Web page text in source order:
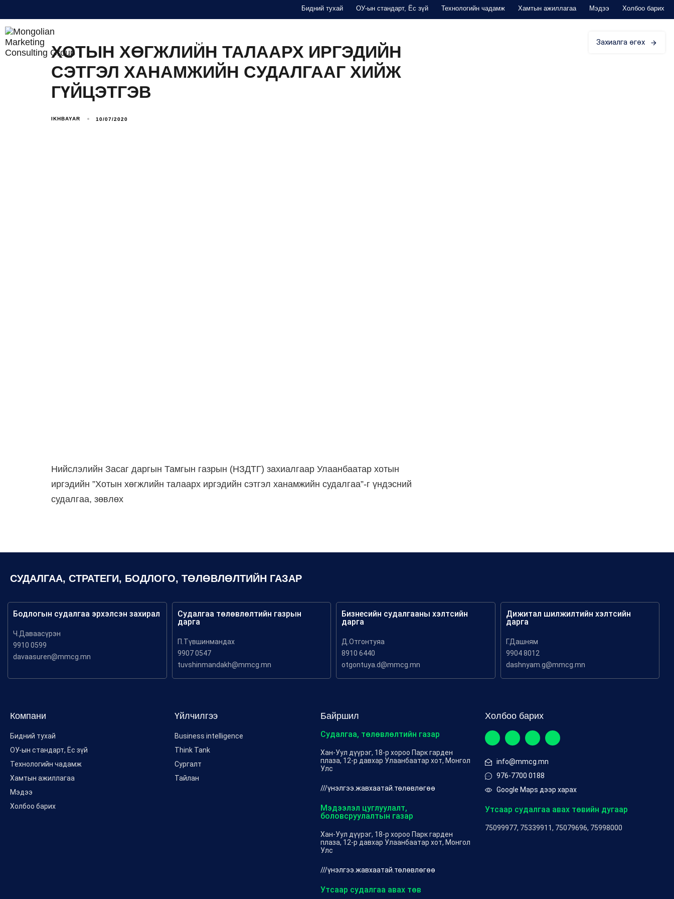
Бидний тухай ОУ-ын стандарт, Ёс зүй Технологийн чадамж Хамтын ажиллагаа Мэдээ Холбоо барих
BUSINESS INTELLIGENCE ҮЙЛДВЭРЛЭГЧДЭД ЗОРИУЛАВ Захиалга өгөх
ХОТЫН ХӨГЖЛИЙН ТАЛААРХ ИРГЭДИЙН
СЭТГЭЛ ХАНАМЖИЙН СУДАЛГААГ ХИЙЖ
ГҮЙЦЭТГЭВ
IKHBAYAR 10/07/2020
Нийслэлийн Засаг даргын Тамгын газрын (НЗДТГ) захиалгаар Улаанбаатар хотын
иргэдийн ”Хотын хөгжлийн талаарх иргэдийн сэтгэл ханамжийн судалгаа”-г үндэсний
судалгаа, зөвлөх
СУДАЛГАА, СТРАТЕГИ, БОДЛОГО, ТӨЛӨВЛӨЛТИЙН ГАЗАР
Бодлогын судалгаа эрхэлсэн захирал
Ч.Даваасүрэн
9910 0599
davaasuren@mmcg.mn
Судалгаа төлөвлөлтийн газрын
дарга
П.Түвшинмандах
9907 0547
tuvshinmandakh@mmcg.mn
Бизнесийн судалгааны хэлтсийн
дарга
Д.Отгонтуяа
8910 6440
otgontuya.d@mmcg.mn
Дижитал шилжилтийн хэлтсийн
дарга
Г.Дашням
9904 8012
dashnyam.g@mmcg.mn
Компани
Бидний тухай
ОУ-ын стандарт, Ёс зүй
Технологийн чадамж
Хамтын ажиллагаа
Мэдээ
Холбоо барих
Үйлчилгээ
Business intelligence
Think Tank
Сургалт
Тайлан
Байршил
Судалгаа, төлөвлөлтийн газар
Хан-Уул дүүрэг, 18-р хороо Парк гарден
плаза, 12-р давхар Улаанбаатар хот, Монгол
Улс
///үнэлгээ.жавхаатай.төлөвлөгөө
Мэдээлэл цуглуулалт,
боловсруулалтын газар
Хан-Уул дүүрэг, 18-р хороо Парк гарден
плаза, 12-р давхар Улаанбаатар хот, Монгол
Улс
///үнэлгээ.жавхаатай.төлөвлөгөө
Утсаар судалгаа авах төв
Холбоо барих
info@mmcg.mn
976-7700 0188
Google Maps дээр харах
Утсаар судалгаа авах төвийн дугаар
75099977, 75339911, 75079696, 75998000